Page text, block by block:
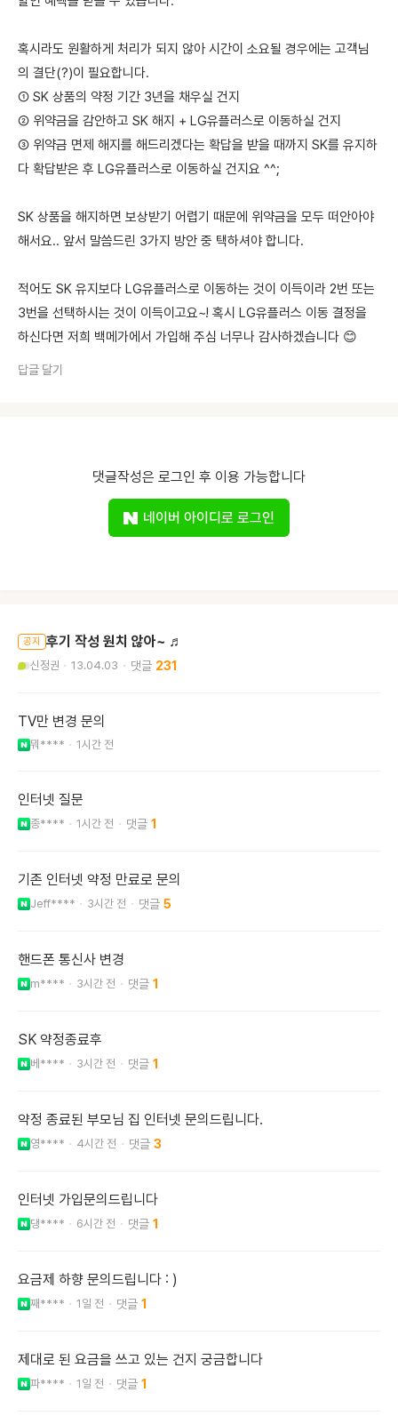
혹시라도 원활하게 처리가 되지 않아 시간이 소요될 경우에는 고객님
의 결단(?)이 필요합니다.
① SK 상품의 약정 기간 3년을 채우실 건지
② 위약금을 감안하고 SK 해지 + LG유플러스로 이동하실 건지
③ 위약금 면제 해지를 해드리겠다는 확답을 받을 때까지 SK를 유지하
다 확답받은 후 LG유플러스로 이동하실 건지요 ^^;
SK 상품을 해지하면 보상받기 어렵기 때문에 위약금을 모두 떠안아야
해서요.. 앞서 말씀드린 3가지 방안 중 택하셔야 합니다.
적어도 SK 유지보다 LG유플러스로 이동하는 것이 이득이라 2번 또는
3번을 선택하시는 것이 이득이고요~! 혹시 LG유플러스 이동 결정을
하신다면 저희 백메가에서 가입해 주심 너무나 감사하겠습니다 😊
답글 달기
댓글작성은 로그인 후 이용 가능합니다
네이버 아이디로 로그인
공지 후기 작성 원치 않아~ ♬
신정권 13.04.03 231
TV만 변경 문의
뭐**** 1시간 전
인터넷 질문
종**** 1시간 전 1
기존 인터넷 약정 만료로 문의
Jeff**** 3시간 전 5
핸드폰 통신사 변경
m**** 3시간 전 1
SK 약정종료후
베**** 3시간 전 1
약정 종료된 부모님 집 인터넷 문의드립니다.
영**** 4시간 전 3
인터넷 가입문의드립니다
댕**** 6시간 전 1
요금제 하향 문의드립니다 : )
째**** 1일 전 1
제대로 된 요금을 쓰고 있는 건지 궁금합니다
파**** 1일 전 1